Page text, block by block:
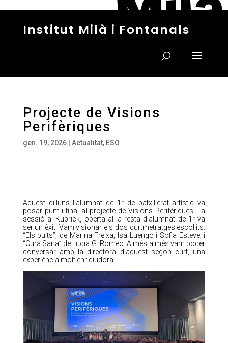
Institut Milà i Fontanals
Projecte de Visions
Perifèriques
gen. 19, 2026| Actualitat, ESO
Aquest dilluns l’alumnat de 1r de batxillerat artístic va
posar punt i final al projecte de Visions Perifèriques. La
sessió al Kubrick, oberta al la resta d’alumnat de 1r va
ser un èxit. Vam visionar els dos curtmetratges escollits:
“Els buits”, de Marina Freixa, Isa Luengo i Sofia Esteve, i
“Cura Sana” de Lucía G. Romeo. A més a més vam poder
conversar amb la directora d’aquest segon curt, una
experiència molt enriquidora.